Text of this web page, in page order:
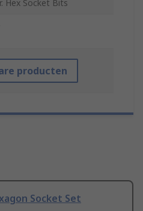
Hex Socket Bits
producten
Socket Set